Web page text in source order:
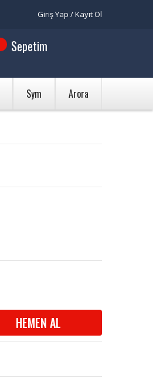
Giriş Yap / Kayıt Ol
Sepetim
Sym Arora
HEMEN AL